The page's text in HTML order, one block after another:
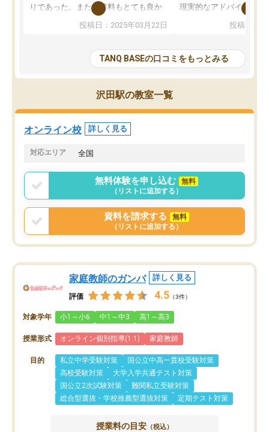
りであった。また授業料もとても良か
総合型の多くの塾は大学生が見ること
大学生の目だけでなく、数人の大人に
も目を通して頂ける。そのため多くの
意見を聞くことができ、より良いもの
を推敲することが可能だ。
どの人も優しく、親身に接してくださ
るのでやる気も出て、良かったで
す！！
投稿日：2025年03月22日
現実的なアドバイスを行
分野について学生知識
総合型選抜対策として志
接・小論文などの技術指
ション内容になっていま
を社会人として働いてい
標を見つける事が出来ま
投稿日：
TANQ BASEの口コミをもっとみる
沢田駅の教室一覧
オンライン校 詳しく見る
対応エリア 全国
無料体験を申し込む
無料
（リストに追加する）
資料を請求する
無料
（リストに追加する）
家庭教師のガンバ 詳しく見る
評価 4.5 （3件）
対象学年 小1～小6 中1～中3 高1～高3
授業形式 オンライン個別指導(1:1) 家庭教師
目的 私立中学受験対策
国公立中高一貫校受験対策
高校受験対策
大学入学共通テスト対策
国公立2次試験対策
難関私立受験対策
総合型選抜・学校推薦型選抜対策
定期テスト対策
授業料の目安 （税込）